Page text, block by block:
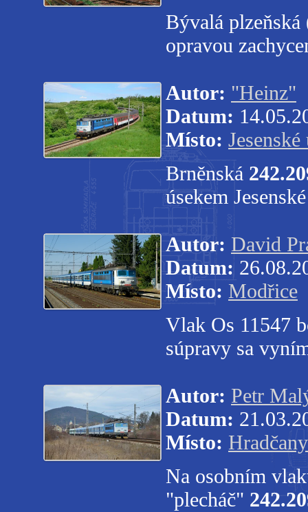
Bývalá
opravou
Autor: "Heinz"
Datum:
Místo:
Brněnská
úsekem
Autor: David
Datum:
Místo: Modřice
Vlak Os 11547
súpravy sa
Autor: Petr
Datum:
Místo: Hradčany
Na osobním
"plecháč"